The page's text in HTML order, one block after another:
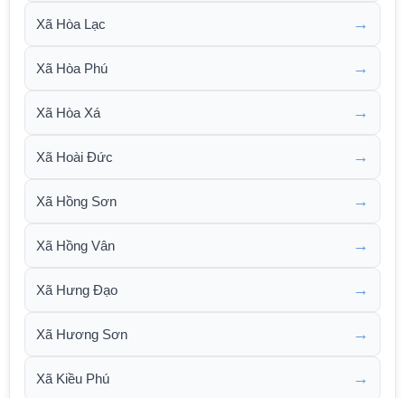
Xã Hòa Lạc →
Xã Hòa Phú →
Xã Hòa Xá →
Xã Hoài Đức →
Xã Hồng Sơn →
Xã Hồng Vân →
Xã Hưng Đạo →
Xã Hương Sơn →
Xã Kiều Phú →